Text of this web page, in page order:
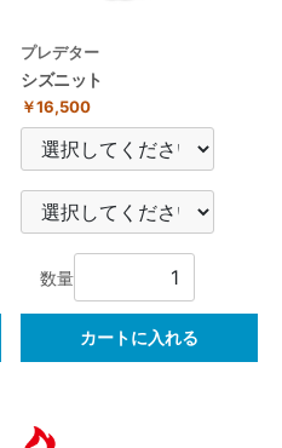
プレデター
シズニット
￥16,500
数量
カートに入れる